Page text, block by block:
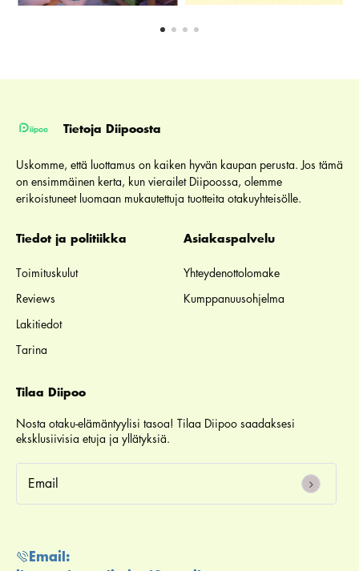
Tietoja Diipoosta
Uskomme, että luottamus on kaiken hyvän kaupan perusta. Jos tämä
on ensimmäinen kerta, kun vierailet Diipoossa, olemme
erikoistuneet luomaan mukautettuja tuotteita otakuyhteisölle.
Tiedot ja politiikka
Toimituskulut
Reviews
Lakitiedot
Tarina
Asiakaspalvelu
Yhteydenottolomake
Kumppanuusohjelma
Tilaa Diipoo
Nosta otaku-elämäntyylisi tasoa! Tilaa Diipoo saadaksesi
eksklusiivisia etuja ja yllätyksiä.
email
Email: